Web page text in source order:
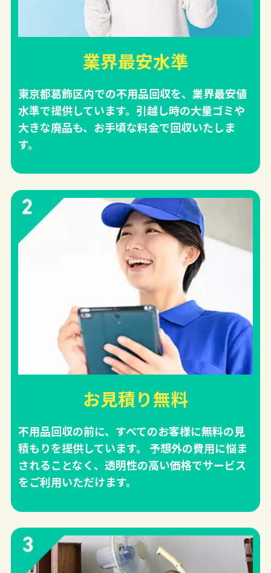
業界最安水準
東京都葛飾区内での不用品回収を、業界最安値
水準で提供しています。引越し時の大量ゴミや
大きな廃品も、お手頃な料金で回収いたしま
す。
お見積り無料
不用品回収の前に、すべてのお客様に無料の見
積もりを提供しています。 予想外の費用に悩ま
されることなく、透明性の高い価格でサービス
をご利用いただけます。